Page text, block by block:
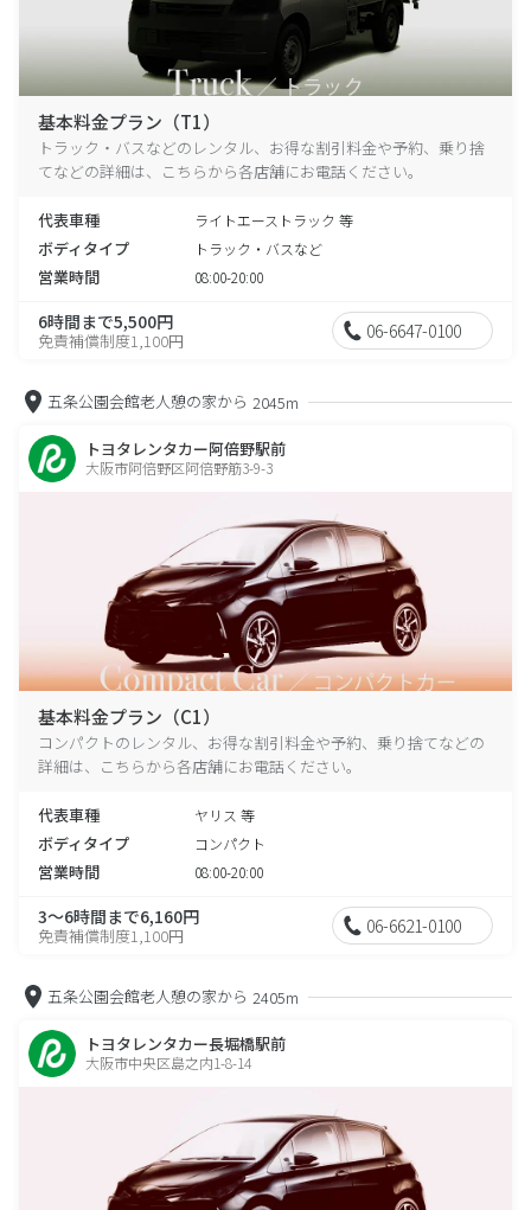
基本料金プラン（T1）
トラック・バスなどのレンタル、お得な割引料金や予約、乗り捨
てなどの詳細は、こちらから各店舗にお電話ください。
代表車種 ライトエーストラック 等
ボディタイプ トラック・バスなど
営業時間 08:00-20:00
6時間まで5,500円
免責補償制度1,100円 06-6647-0100
五条公園会館老人憩の家から 2045m
トヨタレンタカー阿倍野駅前
大阪市阿倍野区阿倍野筋3-9-3
基本料金プラン（C1）
コンパクトのレンタル、お得な割引料金や予約、乗り捨てなどの
詳細は、こちらから各店舗にお電話ください。
代表車種 ヤリス 等
ボディタイプ コンパクト
営業時間 08:00-20:00
3～6時間まで6,160円
免責補償制度1,100円 06-6621-0100
五条公園会館老人憩の家から 2405m
トヨタレンタカー長堀橋駅前
大阪市中央区島之内1-8-14